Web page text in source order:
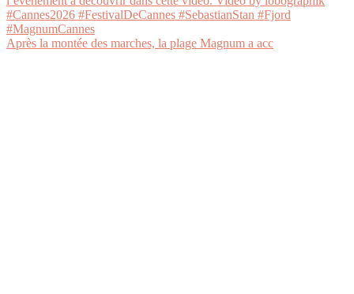
Après la montée des marches, la plage Magnum a acc